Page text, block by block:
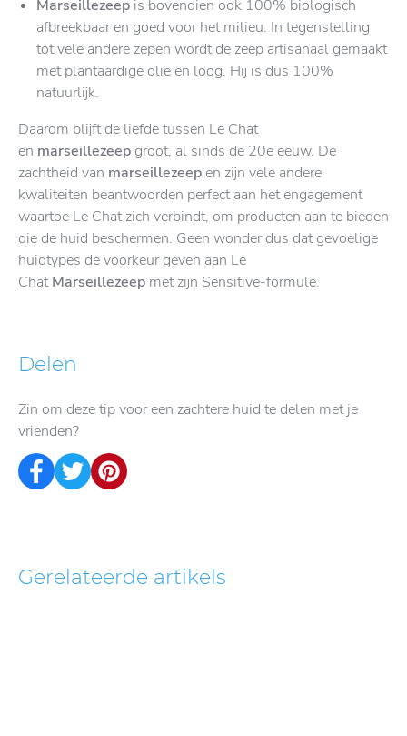
Marseillezeep is bovendien ook 100% biologisch
afbreekbaar en goed voor het milieu. In tegenstelling
tot vele andere zepen wordt de zeep artisanaal gemaakt
met plantaardige olie en loog. Hij is dus 100%
natuurlijk.
Daarom blijft de liefde tussen Le Chat
en marseillezeep groot, al sinds de 20e eeuw. De
zachtheid van marseillezeepen zijn vele andere
kwaliteiten beantwoorden perfect aan het engagement
waartoe Le Chat zich verbindt, om producten aan te bieden
die de huid beschermen. Geen wonder dus dat gevoelige
huidtypes de voorkeur geven aan Le
ChatMarseillezeep met zijn Sensitive-formule.
Delen
Zin om deze tip voor een zachtere huid te delen met je
vrienden?
Gerelateerde artikels